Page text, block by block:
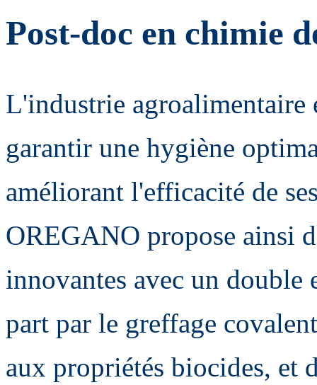
Post-doc en chimie
L'industrie agroalimentaire
garantir une hygiène
améliorant l'efficacité de
OREGANO propose ainsi
innovantes avec un double
part par le greffage
aux propriétés biocides, et